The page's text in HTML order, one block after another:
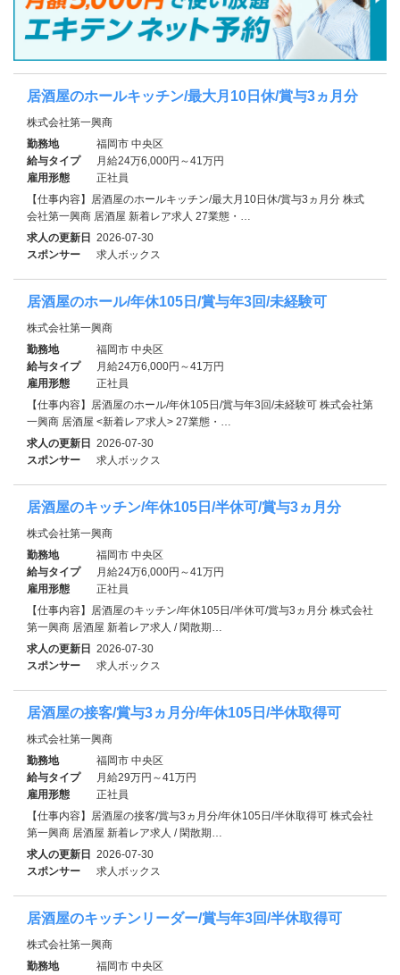
居酒屋のホールキッチン/最大月10日休/賞与3ヵ月分
株式会社第一興商
勤務地
福岡市 中央区
給与タイプ
月給24万6,000円～41万円
雇用形態
正社員
【仕事内容】居酒屋のホールキッチン/最大月10日休/賞与3ヵ月分 株式
会社第一興商 居酒屋 新着レア求人 27業態・…
求人の更新日 2026-07-30
スポンサー
求人ボックス
居酒屋のホール/年休105日/賞与年3回/未経験可
株式会社第一興商
勤務地
福岡市 中央区
給与タイプ
月給24万6,000円～41万円
雇用形態
正社員
【仕事内容】居酒屋のホール/年休105日/賞与年3回/未経験可 株式会社第
一興商 居酒屋 <新着レア求人> 27業態・…
求人の更新日 2026-07-30
スポンサー
求人ボックス
居酒屋のキッチン/年休105日/半休可/賞与3ヵ月分
株式会社第一興商
勤務地
福岡市 中央区
給与タイプ
月給24万6,000円～41万円
雇用形態
正社員
【仕事内容】居酒屋のキッチン/年休105日/半休可/賞与3ヵ月分 株式会社
第一興商 居酒屋 新着レア求人 / 閑散期…
求人の更新日 2026-07-30
スポンサー
求人ボックス
居酒屋の接客/賞与3ヵ月分/年休105日/半休取得可
株式会社第一興商
勤務地
福岡市 中央区
給与タイプ
月給29万円～41万円
雇用形態
正社員
【仕事内容】居酒屋の接客/賞与3ヵ月分/年休105日/半休取得可 株式会社
第一興商 居酒屋 新着レア求人 / 閑散期…
求人の更新日 2026-07-30
スポンサー
求人ボックス
居酒屋のキッチンリーダー/賞与年3回/半休取得可
株式会社第一興商
勤務地
福岡市 中央区